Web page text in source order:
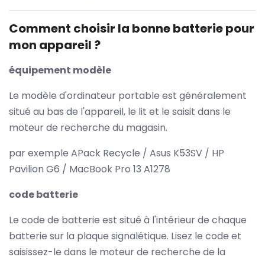
Comment choisir la bonne batterie pour
mon appareil ?
équipement modèle
Le modèle d'ordinateur portable est généralement
situé au bas de l'appareil, le lit et le saisit dans le
moteur de recherche du magasin.
par exemple APack Recycle / Asus K53SV / HP
Pavilion G6 / MacBook Pro 13 A1278
code batterie
Le code de batterie est situé à l'intérieur de chaque
batterie sur la plaque signalétique. Lisez le code et
saisissez-le dans le moteur de recherche de la